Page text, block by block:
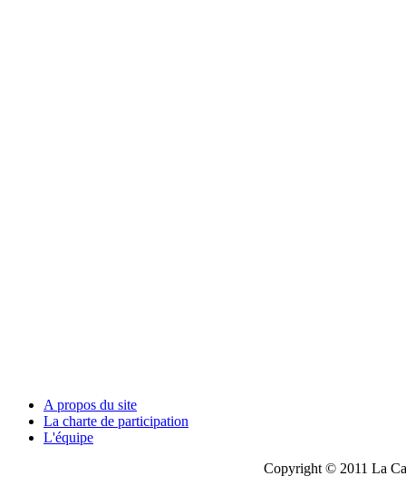
A propos du site
La charte de participation
L'équipe
Copyright © 2011 La